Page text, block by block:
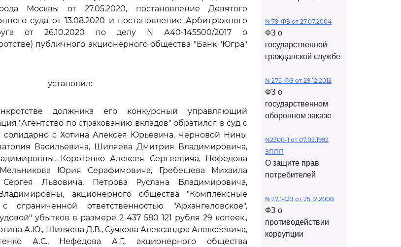
Москвы от 27.05.2020, постановление Девятого
суда от 13.08.2020 и постановление Арбитражного
от 26.10.2020 по делу N А40-145500/2017 о
публичного акционерного общества "Банк "Югра"
установил:
должника его конкурсный управляющий
"Агентство по страхованию вкладов" обратился в суд с
солидарно с Хотина Алексея Юрьевича, Черновой Нины
Васильевича, Шиляева Дмитрия Владимировича,
Коротенко Алексея Сергеевича, Нефедова
Мельникова Юрия Серафимовича, Гребешева Михаила
Сергея Львовича, Петрова Руслана Владимировича,
акционерного общества "Комплексные
ограниченной ответственностью "Архангеловское",
убытков в размере 2 437 580 121 рубля 29 копеек.,
А.Ю., Шиляева Д.В., Сучкова Александра Алексеевича,
А.С., Нефедова А.Г., акционерного общества
N 79-ФЗ от 27.07.2004
ФЗ о
государственной
гражданской службе
N 275-ФЗ от 29.12.2012
ФЗ о
государственном
оборонном заказе
N2300-1 от 07.02.1992
ЗППП
О защите прав
потребителей
N 273-ФЗ от 25.12.2008
ФЗ о
противодействии
коррупции